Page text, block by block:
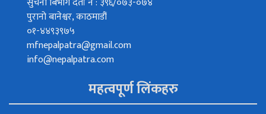
पुरानो बानेश्वर, काठमाडौं
०१-४४९३९७५
mfnepalpatra@gmail.com
info@nepalpatra.com
महत्वपूर्ण लिंकहरु